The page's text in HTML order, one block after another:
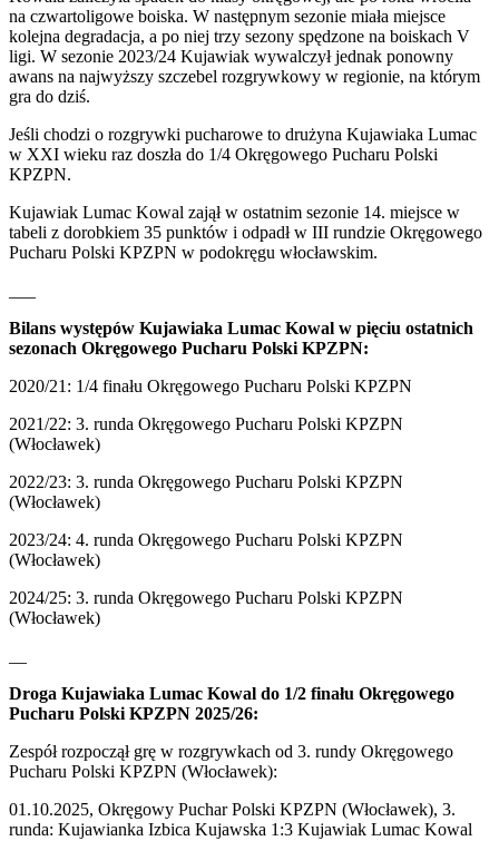
na czwartoligowe boiska. W następnym sezonie miała miejsce
kolejna degradacja, a po niej trzy sezony spędzone na boiskach V
ligi. W sezonie 2023/24 Kujawiak wywalczył jednak ponowny
awans na najwyższy szczebel rozgrywkowy w regionie, na którym
gra do dziś.
Jeśli chodzi o rozgrywki pucharowe to drużyna Kujawiaka Lumac
w XXI wieku raz doszła do 1/4 Okręgowego Pucharu Polski
KPZPN.
Kujawiak Lumac Kowal zajął w ostatnim sezonie 14. miejsce w
tabeli z dorobkiem 35 punktów i odpadł w III rundzie Okręgowego
Pucharu Polski KPZPN w podokręgu włocławskim.
Bilans występów Kujawiaka Lumac Kowal w pięciu ostatnich
sezonach Okręgowego Pucharu Polski KPZPN:
2020/21: 1/4 finału Okręgowego Pucharu Polski KPZPN
2021/22: 3. runda Okręgowego Pucharu Polski KPZPN
(Włocławek)
2022/23: 3. runda Okręgowego Pucharu Polski KPZPN
(Włocławek)
2023/24: 4. runda Okręgowego Pucharu Polski KPZPN
(Włocławek)
2024/25: 3. runda Okręgowego Pucharu Polski KPZPN
(Włocławek)
Droga Kujawiaka Lumac Kowal do 1/2 finału Okręgowego
Pucharu Polski KPZPN 2025/26:
Zespół rozpoczął grę w rozgrywkach od 3. rundy Okręgowego
Pucharu Polski KPZPN (Włocławek):
01.10.2025, Okręgowy Puchar Polski KPZPN (Włocławek), 3.
runda: Kujawianka Izbica Kujawska 1:3 Kujawiak Lumac Kowal